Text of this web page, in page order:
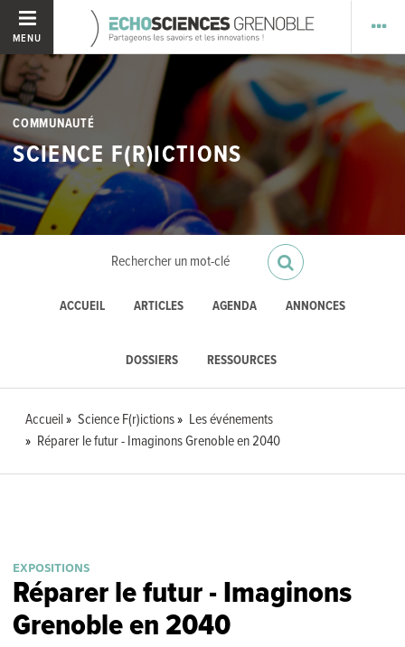
MENU
COMMUNAUTÉ
SCIENCE F(R)ICTIONS
ACCUEIL ARTICLES AGENDA ANNONCES
DOSSIERS RESSOURCES
Accueil Science F(r)ictions
Les événements
Réparer le futur - Imaginons Grenoble en 2040
EXPOSITIONS
Réparer le futur - Imaginons
Grenoble en 2040